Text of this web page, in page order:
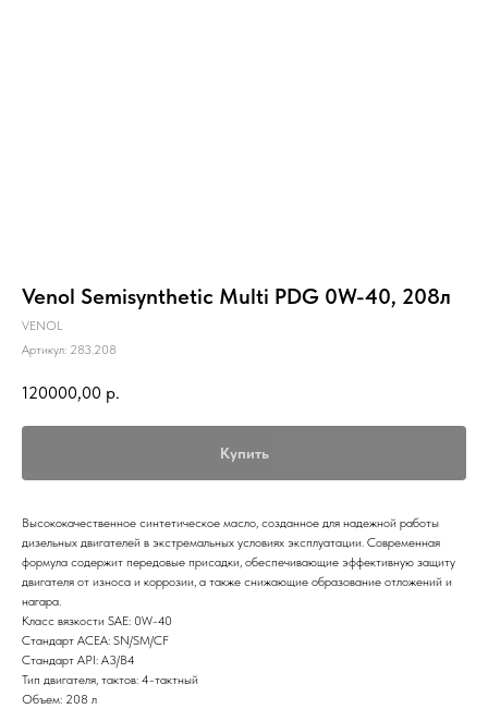
Venol Semisynthetic Multi PDG 0W-40, 208л
VENOL
Артикул: 283.208
120000,00 р.
Купить
Высококачественное синтетическое масло, созданное для надежной работы
дизельных двигателей в экстремальных условиях эксплуатации. Современная
формула содержит передовые присадки, обеспечивающие эффективную защиту
двигателя от износа и коррозии, а также снижающие образование отложений и
нагара.
Класс вязкости SAE: 0W-40
Стандарт ACEA: SN/SM/CF
Стандарт API: A3/B4
Тип двигателя, тактов: 4-тактный
Объем: 208 л